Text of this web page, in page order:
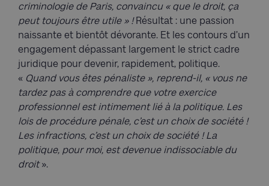
criminologie de Paris, convaincu « que le droit, ça
peut toujours être utile » !Résultat : une passion
naissante et bientôt dévorante. Et les contours d’un
engagement dépassant largement le strict cadre
juridique pour devenir, rapidement, politique.
« Quand vous êtes pénaliste », reprend-il, « vous ne
tardez pas à comprendre que votre exercice
professionnel est intimement lié à la politique. Les
lois de procédure pénale, c’est un choix de société !
Les infractions, c’est un choix de société ! La
politique, pour moi, est devenue indissociable du
droit».